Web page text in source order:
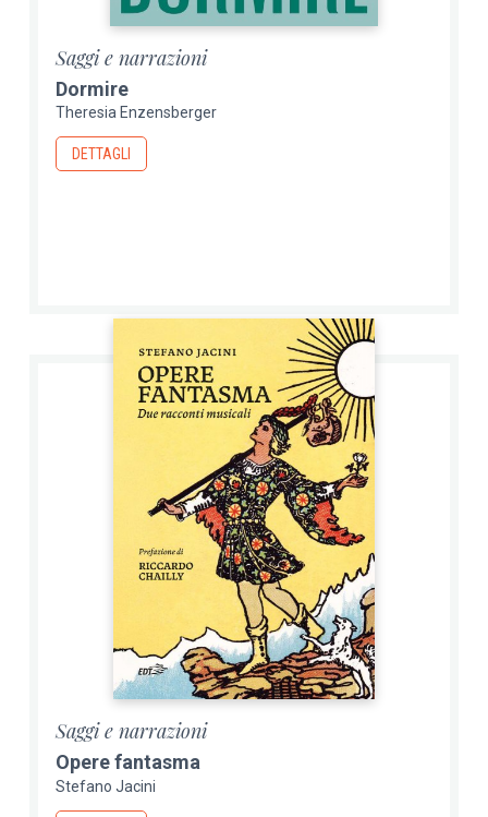
Saggi e narrazioni
Dormire
Theresia Enzensberger
DETTAGLI
Saggi e narrazioni
Opere fantasma
Stefano Jacini